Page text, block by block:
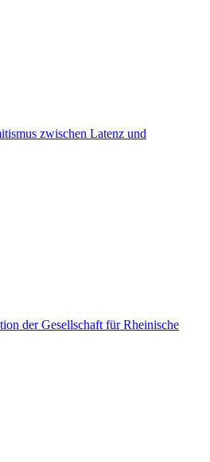
zwischen Latenz und
der Gesellschaft für Rheinische